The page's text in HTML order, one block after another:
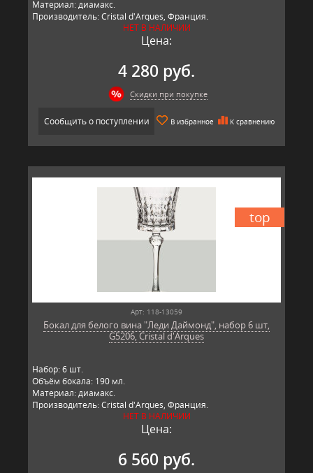
Материал: диамакс.
Производитель: Cristal d'Arques, Франция.
НЕТ В НАЛИЧИИ
Цена:
4 280 руб.
Скидки при покупке
Сообщить о поступлении В избранное К сравнению
top
Арт: 118-13059
Бокал для белого вина "Леди Даймонд", набор 6 шт,
G5206, Cristal d'Arques
Набор: 6 шт.
Объём бокала: 190 мл.
Материал: диамакс.
Производитель: Cristal d'Arques, Франция.
НЕТ В НАЛИЧИИ
Цена:
6 560 руб.